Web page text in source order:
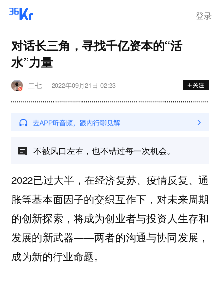
登录
对话长三角，寻找千亿资本的“活
水”力量
二七 2022年09月21日 02:23
不被风口左右，也不错过每一次机会。
2022已过大半，在经济复苏、疫情反复、通
胀等基本面因子的交织互作下，对未来周期
的创新探索，将成为创业者与投资人生存和
发展的新武器——两者的沟通与协同发展，
成为新的行业命题。